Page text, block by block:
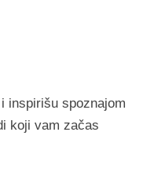
inspirišu spoznajom
koji vam začas